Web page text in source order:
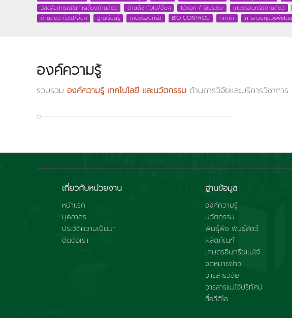
วัสดุ/อุปกรณ์ในการเลี้ยงด้านสัตว์
ด้านพืช ทั่วไป/อื่นๆ ไม้ดอก / ไม้ประดับ เกษตรอินทรีย์ด้านสัตว์
ด้านสัตว์ ทั่วไป/อื่นๆ
ฐานเรียนรู้ เกษตรอินทรีย์ BIO CONTROL กัญชา การควบคุมวัชพืชโด
องค์ความรู้
รวบรวม องค์ความรู้ เทคโนโลยี และนวัตกรรม ด้านการวิจัยและบริการวิชากา
เกี่ยวกับหน่วยงาน
หน้าแรก
บุคลากร
ประวัติความเป็นมา
ติดต่อเรา
ฐานข้อมูล
องค์ความรู้
นวัตกรรม
พันธุ์พืช พันธุ์สัตว์
ผลิตภัณฑ์
เกษตรอินทรีย์แม่โจ้
จดหมายข่าว
วารสารวิจัย
วารสารแม่โจ้ปริทัศน์
สื่อวีดีโอ